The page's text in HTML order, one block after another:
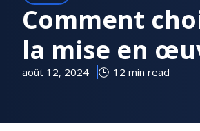
Comment
la mise en
août 12, 2024 12 min read